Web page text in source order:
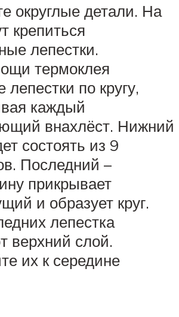
округлые детали. На
крепиться
лепестки.
термоклея
лепестки по кругу,
каждый
внахлёст. Нижний
состоять из 9
Последний –
прикрывает
и образует круг.
лепестка
верхний слой.
их к середине